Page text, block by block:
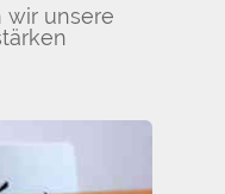
wir unsere